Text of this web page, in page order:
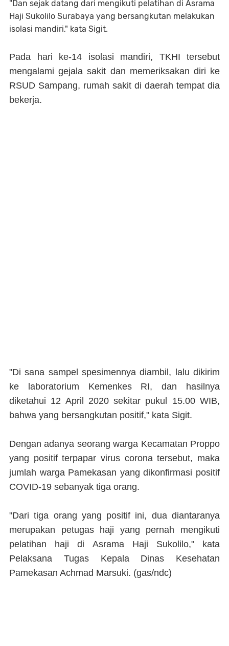
"Dan sejak datang dari mengikuti pelatihan di Asrama
Haji Sukolilo Surabaya yang bersangkutan melakukan
isolasi mandiri," kata Sigit.
Pada hari ke-14 isolasi mandiri, TKHI tersebut
mengalami gejala sakit dan memeriksakan diri ke
RSUD Sampang, rumah sakit di daerah tempat dia
bekerja.
"Di sana sampel spesimennya diambil, lalu dikirim
ke laboratorium Kemenkes RI, dan hasilnya
diketahui 12 April 2020 sekitar pukul 15.00 WIB,
bahwa yang bersangkutan positif," kata Sigit.
Dengan adanya seorang warga Kecamatan Proppo
yang positif terpapar virus corona tersebut, maka
jumlah warga Pamekasan yang dikonfirmasi positif
COVID-19 sebanyak tiga orang.
"Dari tiga orang yang positif ini, dua diantaranya
merupakan petugas haji yang pernah mengikuti
pelatihan haji di Asrama Haji Sukolilo," kata
Pelaksana Tugas Kepala Dinas Kesehatan
Pamekasan Achmad Marsuki. (gas/ndc)